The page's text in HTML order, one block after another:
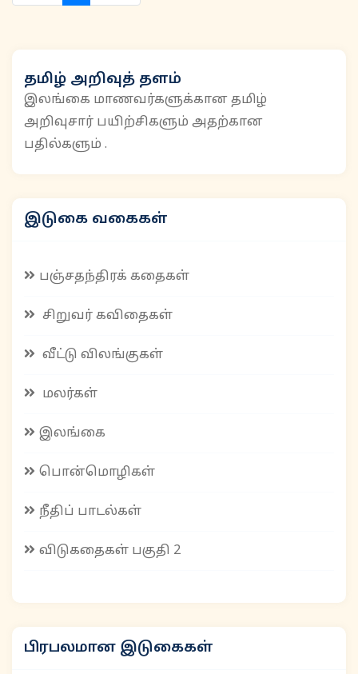
தமிழ் அறிவுத் தளம்
இலங்கை மாணவர்களுக்கான தமிழ்
அறிவுசார் பயிற்சிகளும் அதற்கான
பதில்களும் .
இடுகை வகைகள்
பஞ்சதந்திரக் கதைகள்
சிறுவர் கவிதைகள்
வீட்டு விலங்குகள்
மலர்கள்
இலங்கை
பொன்மொழிகள்
நீதிப் பாடல்கள்
விடுகதைகள் பகுதி 2
பிரபலமான இடுகைகள்